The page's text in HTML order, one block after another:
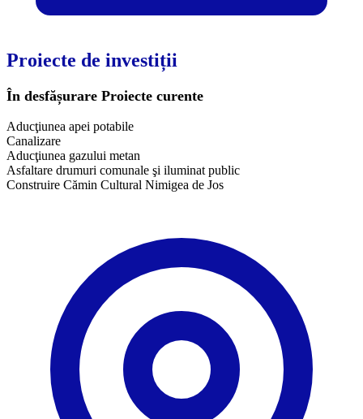
Proiecte de investiții
În desfășurare Proiecte curente
Aducţiunea apei potabile
Canalizare
Aducţiunea gazului metan
Asfaltare drumuri comunale şi iluminat public
Construire Cămin Cultural Nimigea de Jos